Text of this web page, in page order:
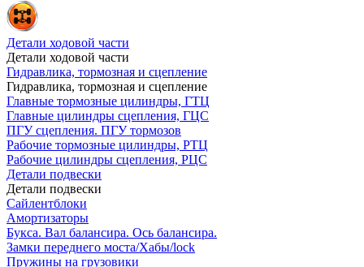
Детали ходовой части
Детали ходовой части
Гидравлика, тормозная и сцепление
Гидравлика, тормозная и сцепление
Главные тормозные цилиндры, ГТЦ
Главные цилиндры сцепления, ГЦС
ПГУ сцепления. ПГУ тормозов
Рабочие тормозные цилиндры, РТЦ
Рабочие цилиндры сцепления, РЦС
Детали подвески
Детали подвески
Cайлентблоки
Амортизаторы
Букса. Вал балансира. Ось балансира.
Замки переднего моста/Хабы/lock
Пружины на грузовики